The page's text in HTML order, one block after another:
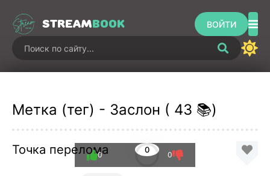
STREAMBOOK ВОЙТИ
Метка (тег) - Заслон ( 43 📚)
Точка перелома 0
0 0